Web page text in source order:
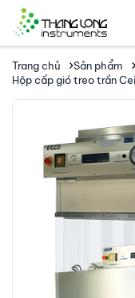
Trang chủ Sản phẩm
Hộp cấp gió treo trần